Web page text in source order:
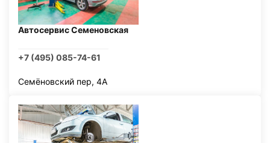
Автосервис Семеновская
+7 (495) 085-74-61
Семёновский пер, 4А